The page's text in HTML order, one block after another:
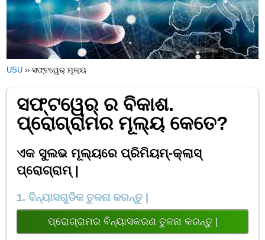
USU ››ସଫ୍ଟୱେର୍ ମୂଲ୍ୟ
ସଫ୍ଟୱେର୍ ର ବିକାଶ.
ପ୍ରୋଗ୍ରାମର ମୂଲ୍ୟ କେତେ?
ଏକ ସୁଲଭ ମୂଲ୍ୟରେ ପ୍ରିମିୟମ୍-କ୍ଲାସ୍
ପ୍ରୋଗ୍ରାମ୍ |
1. ବିନ୍ୟାସଗୁଡିକ ତୁଳନା କରନ୍ତୁ |
ପ୍ରୋଗ୍ରାମର ବିନ୍ୟାସକରଣ ତୁଳନା କରନ୍ତୁ |